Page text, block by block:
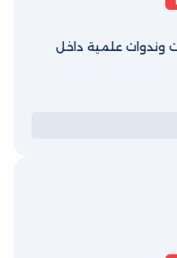
وندوات علمية داخل